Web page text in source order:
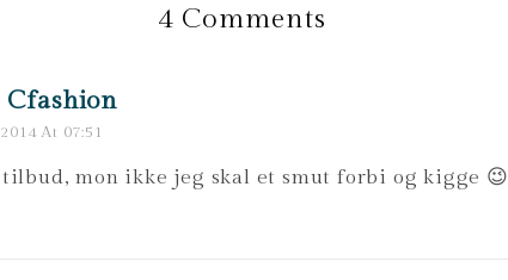
4 Comments
At 07:51
mon ikke jeg skal et smut forbi og kigge 😉